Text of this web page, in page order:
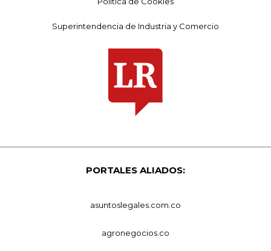
Superintendencia de Industria y Comercio
PORTALES ALIADOS:
asuntoslegales.com.co
agronegocios.co